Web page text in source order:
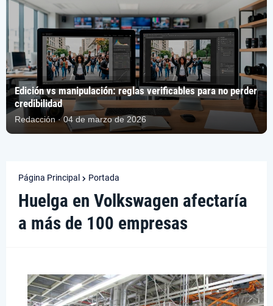
Edición vs manipulación: reglas verificables para no perder
credibilidad
Redacción · 04 de marzo de 2026
Página Principal Portada
Huelga en Volkswagen afectaría
a más de 100 empresas